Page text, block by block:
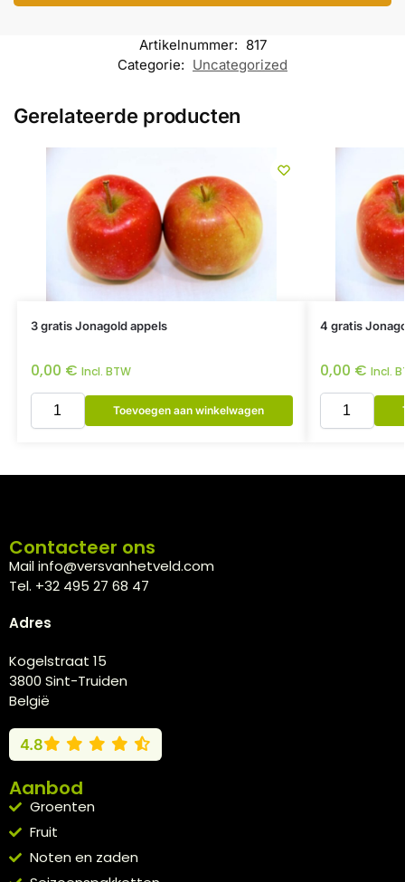
Artikelnummer: 817
Categorie: Uncategorized
Gerelateerde producten
3 gratis Jonagold appels
0,00 € Incl. BTW
Toevoegen aan winkelwagen
4 gratis
0,00 € Incl.
Contacteer ons
Mail info@versvanhetveld.com
Tel. +32 495 27 68 47
Adres
Kogelstraat 15
3800 Sint-Truiden
België
4.8
Aanbod
Groenten
Fruit
Noten en zaden